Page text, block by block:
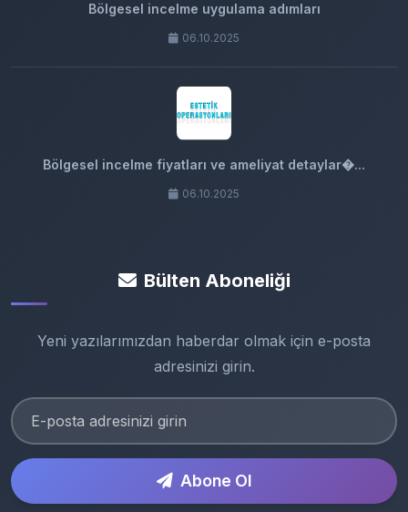
Bölgesel incelme uygulama adımları
06.10.2025
Bölgesel incelme fiyatları ve ameliyat detaylar�...
06.10.2025
Bülten Aboneliği
Yeni yazılarımızdan haberdar olmak için e-posta
adresinizi girin.
Abone Ol